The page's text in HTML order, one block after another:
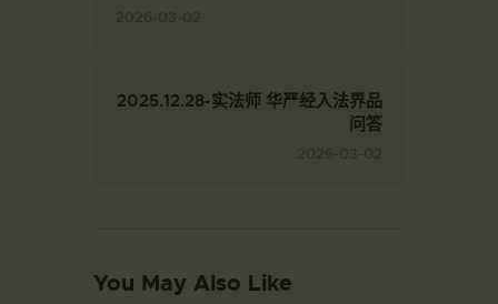
2025.12.28-实法师 华严经入法界品
问答
You May Also Like